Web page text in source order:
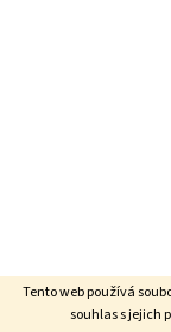
Tento web používá
souhlas s jejich